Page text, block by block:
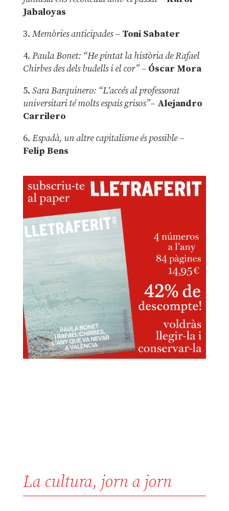
Jabaloyas
3. Memòries anticipades– Toni Sabater
4. Paula Bonet: “He pintat la història de Rafael
Chirbes des dels budells i el cor” –Óscar Mora
5. Sara Barquinero: “L’accés al professorat
universitari té molts espais grisos”– Alejandro
Carrilero
6. Espadà, un altre capitalisme és possible –
Felip Bens
La cultura, jorn a jorn